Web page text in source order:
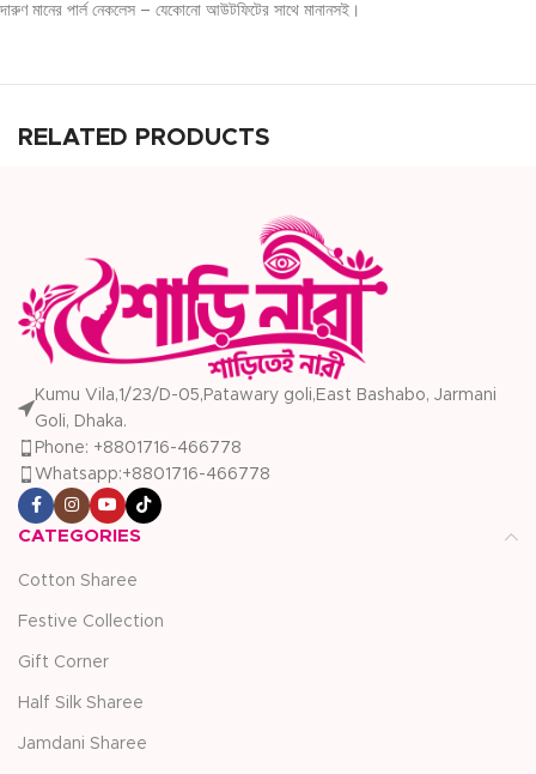
দারুণ মানের পার্ল নেকলেস – যেকোনো আউটফিটের সাথে মানানসই।
RELATED PRODUCTS
Kumu Vila,1/23/D-05,Patawary goli,East Bashabo, Jarmani
Goli, Dhaka.
Phone: +8801716-466778
Whatsapp:+8801716-466778
CATEGORIES
Cotton Sharee
Festive Collection
Gift Corner
Half Silk Sharee
Jamdani Sharee